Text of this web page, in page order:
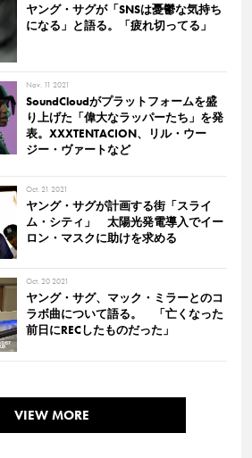
ヤング・サグが「SNSは憂鬱な気持ち
になる」と語る。「疲れ切ってる」
Nov. 11 2021
SoundCloudがプラットフォームを盛
り上げた「偉大なラッパーたち」を発
表。XXXTENTACION、リル・ウー
ジー・ヴァートなど
Oct. 21 2021
ヤング・サグが計画する街「スライ
ム・シティ」 太陽光発電導入でイー
ロン・マスクに助けを求める
Oct. 20 2021
ヤング・サグ、マック・ミラーとのコ
ラボ曲について語る。 「亡くなった
前日にRECしたものだった」
VIEW MORE